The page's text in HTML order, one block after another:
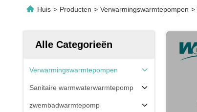
Huis > Producten > Verwarmingswarmtepompen >
Alle Categorieën
Verwarmingswarmtepompen
Sanitaire warmwaterwarmtepomp
zwembadwarmtepomp